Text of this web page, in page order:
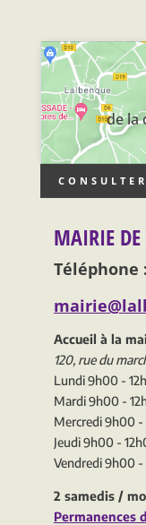
de la
CONSULTER
MAIRIE DE
Téléphone
Accueil à la
120, rue du
Lundi 9h00 -
Mardi 9h00 -
Mercredi 9h00 -
Jeudi 9h00 -
Vendredi 9h00 -
2 samedis /
Permanences